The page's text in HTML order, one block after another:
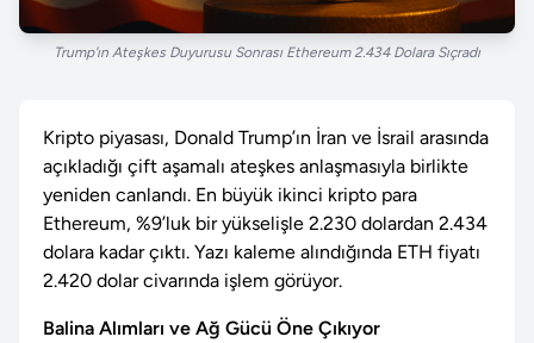
Trump'ın Ateşkes Duyurusu Sonrası Ethereum 2.434 Dolara Sıçradı
Kripto piyasası, Donald Trump’ın İran ve İsrail arasında
açıkladığı çift aşamalı ateşkes anlaşmasıyla birlikte
yeniden canlandı. En büyük ikinci kripto para
Ethereum, %9’luk bir yükselişle 2.230 dolardan 2.434
dolara kadar çıktı. Yazı kaleme alındığında ETH fiyatı
2.420 dolar civarında işlem görüyor.
Balina Alımları ve Ağ Gücü Öne Çıkıyor